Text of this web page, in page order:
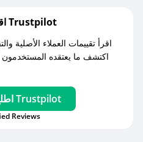
اقرأ تقييمات واراء العملاء على Trustpilot
اقرأ تقييمات العملاء الأصلية
اكتشف ما يعتقده
اطلع على آراء عملائنا على Trustpilot
Reviews